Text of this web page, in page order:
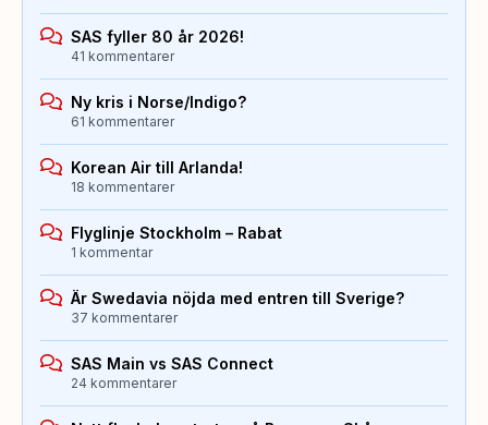
SAS fyller 80 år 2026!
41 kommentarer
Ny kris i Norse/Indigo?
61 kommentarer
Korean Air till Arlanda!
18 kommentarer
Flyglinje Stockholm – Rabat
1 kommentar
Är Swedavia nöjda med entren till Sverige?
37 kommentarer
SAS Main vs SAS Connect
24 kommentarer